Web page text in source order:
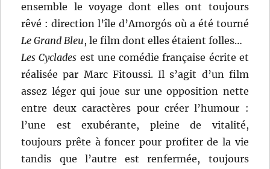
ensemble le voyage dont elles ont toujours
rêvé : direction l’île d’Amorgós où a été tourné
Le Grand Bleu, le film dont elles étaient folles…
Les Cyclades est une comédie française écrite et
réalisée par Marc Fitoussi. Il s’agit d’un film
assez léger qui joue sur une opposition nette
entre deux caractères pour créer l’humour :
l’une est exubérante, pleine de vitalité,
toujours prête à foncer pour profiter de la vie
tandis que l’autre est renfermée, toujours